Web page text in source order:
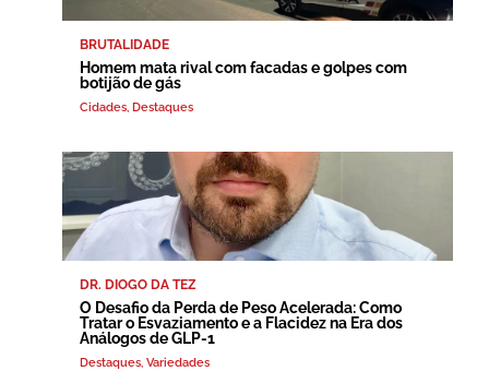
BRUTALIDADE
Homem mata rival com facadas e golpes com
botijão de gás
Cidades Destaques
DR. DIOGO DA TEZ
O Desafio da Perda de Peso Acelerada: Como
Tratar o Esvaziamento e a Flacidez na Era dos
Análogos de GLP-1
Destaques Variedades